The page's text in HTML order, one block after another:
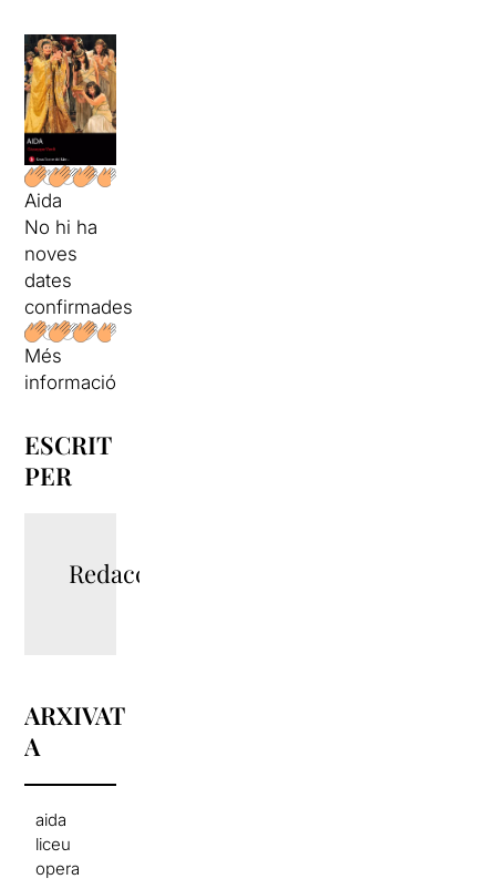
Aida
No hi ha
noves
dates
confirmades
Més
informació
ESCRIT
PER
Redacció
ARXIVAT
A
aida
liceu
opera